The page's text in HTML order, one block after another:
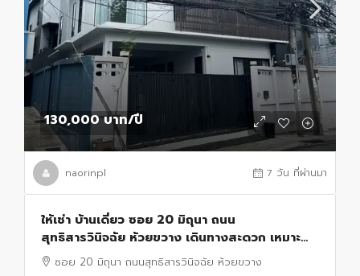
130,000 บาท/ปี
naorinpl 7 วัน ที่ผ่านมา
ให้เช่า บ้านเดี่ยว ซอย 20 มิถุนา ถนน
สุทธิสารวินิจฉัย ห้วยขวาง เดินทางสะดวก เหมาะทำ
ธุรกิจซอย 20 มิถุนา ถนนสุทธิสารวินิจฉัย ห้วยขวาง